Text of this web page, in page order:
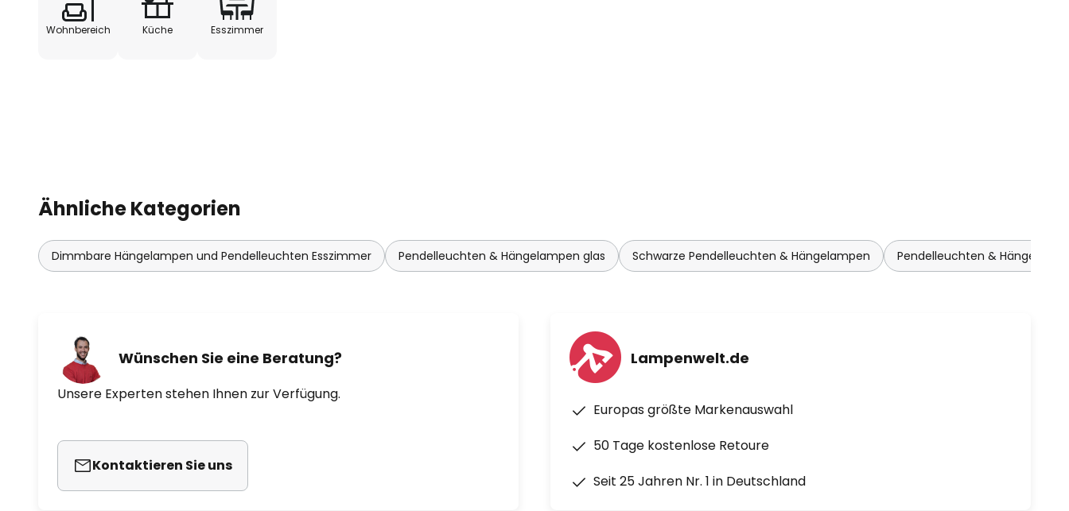
Wohnbereich Küche Esszimmer
Ähnliche Kategorien
Dimmbare Hängelampen und Pendelleuchten Esszimmer Pendelleuchten & Hängelampen glas Schwarze Pendelleuchten & Hängelampen Pendelleuchten &
Wünschen Sie eine Beratung?
Unsere Experten stehen Ihnen zur Verfügung.
Kontaktieren Sie uns
Lampenwelt.de
Europas größte Markenauswahl
50 Tage kostenlose Retoure
Seit 25 Jahren Nr. 1 in Deutschland